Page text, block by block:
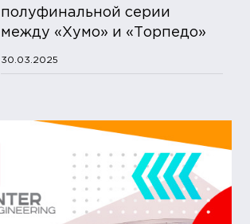
полуфинальной серии
между «Хумо» и «Торпедо»
30.03.2025